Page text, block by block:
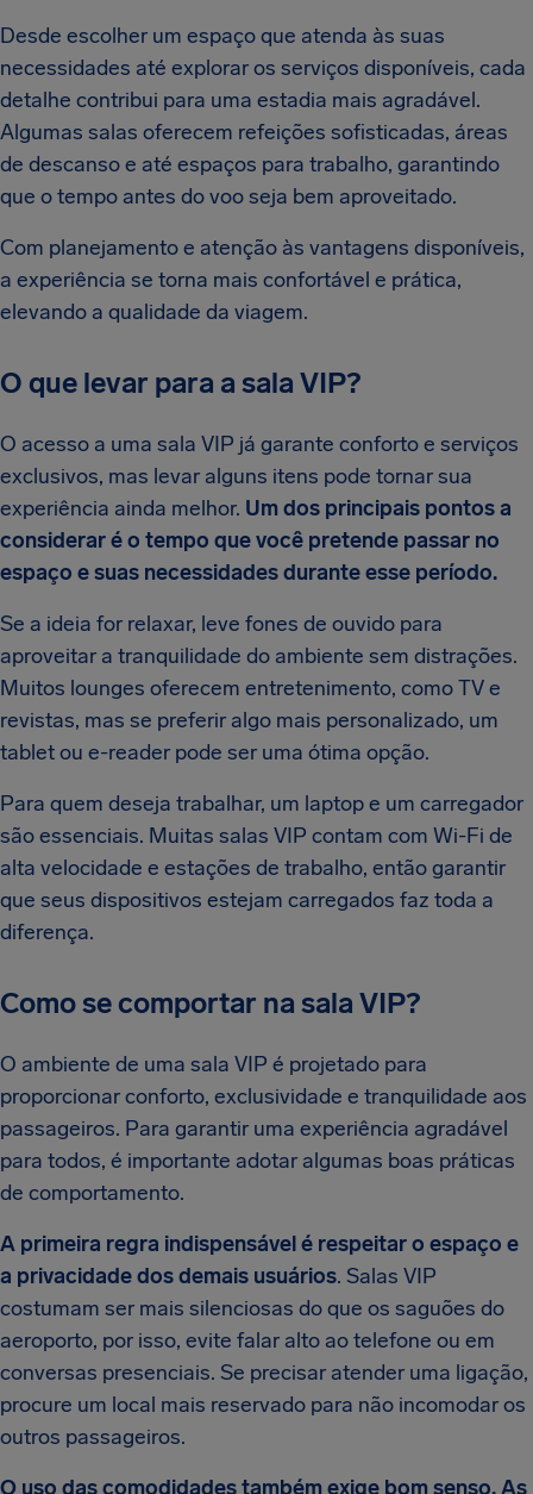
Desde escolher um espaço que atenda às suas
necessidades até explorar os serviços disponíveis, cada
detalhe contribui para uma estadia mais agradável.
Algumas salas oferecem refeições sofisticadas, áreas
de descanso e até espaços para trabalho, garantindo
que o tempo antes do voo seja bem aproveitado.
Com planejamento e atenção às vantagens disponíveis,
a experiência se torna mais confortável e prática,
elevando a qualidade da viagem.
O que levar para a sala VIP?
O acesso a uma sala VIP já garante conforto e serviços
exclusivos, mas levar alguns itens pode tornar sua
experiência ainda melhor. Um dos principais pontos a
considerar é o tempo que você pretende passar no
espaço e suas necessidades durante esse período.
Se a ideia for relaxar, leve fones de ouvido para
aproveitar a tranquilidade do ambiente sem distrações.
Muitos lounges oferecem entretenimento, como TV e
revistas, mas se preferir algo mais personalizado, um
tablet ou e-reader pode ser uma ótima opção.
Para quem deseja trabalhar, um laptop e um carregador
são essenciais. Muitas salas VIP contam com Wi-Fi de
alta velocidade e estações de trabalho, então garantir
que seus dispositivos estejam carregados faz toda a
diferença.
Como se comportar na sala VIP?
O ambiente de uma sala VIP é projetado para
proporcionar conforto, exclusividade e tranquilidade aos
passageiros. Para garantir uma experiência agradável
para todos, é importante adotar algumas boas práticas
de comportamento.
A primeira regra indispensável é respeitar o espaço e
a privacidade dos demais usuários. Salas VIP
costumam ser mais silenciosas do que os saguões do
aeroporto, por isso, evite falar alto ao telefone ou em
conversas presenciais. Se precisar atender uma ligação,
procure um local mais reservado para não incomodar os
outros passageiros.
O uso das comodidades também exige bom senso. As